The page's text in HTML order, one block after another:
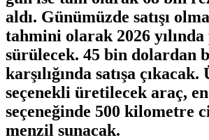
aldı. Günümüzde satışı
tahmini olarak 2026 yılında
sürülecek. 45 bin dolardan
karşılığında satışa
seçenekli üretilecek araç,
seçeneğinde 500 kilometre
menzil sunacak.